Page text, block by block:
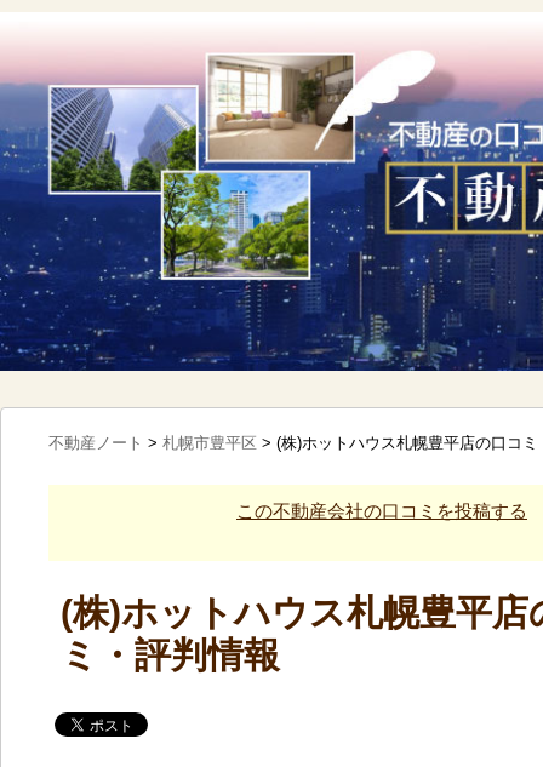
不動産ノート > 札幌市豊平区 > (株)ホットハウス札幌豊平店の口コミ
この不動産会社の口コミを投稿する
(株)ホットハウス札幌豊平店
ミ・評判情報